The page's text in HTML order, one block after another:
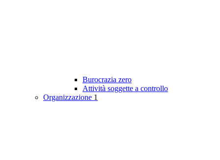
Burocrazia zero
Attività soggette a controllo
Organizzazione 1